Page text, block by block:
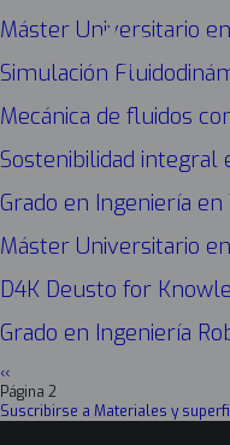
Máster Universitario
Simulación
Mecánica de fluidos
Sostenibilidad integral
Grado en Ingeniería
Máster Universitario
D4K Deusto for
Grado en Ingeniería
Paginación
Página
anterior
‹‹
Página 2
Suscribirse a Materiales y